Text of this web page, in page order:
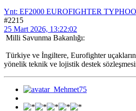
Ynt: EF2000 EUROFIGHTER
#2215
25 Mart 2026, 13:22:02
Milli Savunma Bakanlığı:
Türkiye ve İngiltere, Eurofighter
yönelik teknik ve lojistik destek